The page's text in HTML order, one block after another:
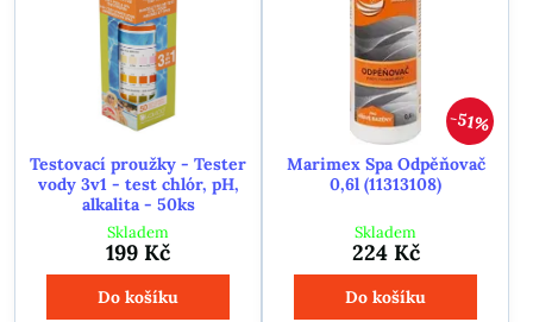
Testovací proužky - Tester
vody 3v1 - test chlór, pH,
alkalita - 50ks
Skladem
199 Kč
Do košíku
51%
Marimex Spa Odpěňovač
0,6l (11313108)
Skladem
224 Kč
Do košíku